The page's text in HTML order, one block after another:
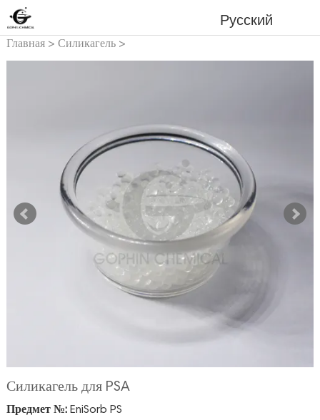
Русский
Главная> Силикагель>
Специальный силикагель
Силикагель для PSA
Предмет №:EniSorb PS